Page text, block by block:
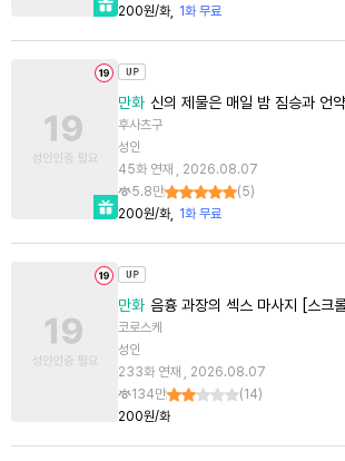
200원/화
1화 무료
만화 신의 제물은 매일 밤 짐승과 언
후사츠구
성인
45화 연재 , 2026.08.07
5.8만
(5)
200원/화
1화 무료
만화 음흉 과장의 섹스 마사지 [스크
코로스케
성인
233화 연재 , 2026.08.07
134만
(14)
200원/화